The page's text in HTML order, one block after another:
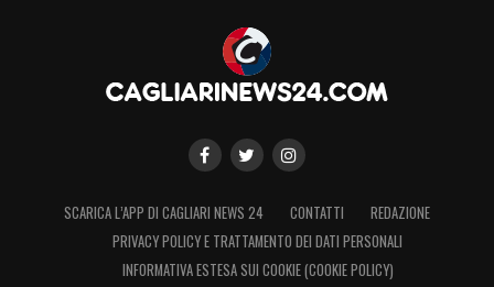
SCARICA L’APP DI CAGLIARI NEWS 24 CONTATTI
REDAZIONE
PRIVACY POLICY E TRATTAMENTO DEI DATI PERSONALI
INFORMATIVA ESTESA SUI COOKIE (COOKIE POLICY)